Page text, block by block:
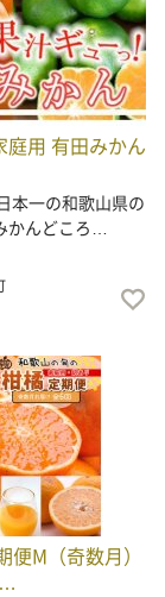
庭用 有田みかん
本一の和歌山県の
かんどころ…
M（奇数月）